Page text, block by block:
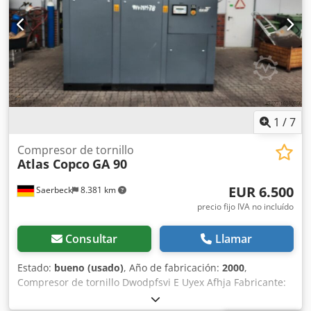
1 /7
Saerbeck 8.381 km
Compresor de tornillo
Atlas Copco GA 90
EUR 6.500
precio fijo IVA no incluído
Consultar Llamar
Estado: bueno (usado), Año de fabricación: 2000,
Compresor de tornillo Dwodpfsvi E Uyex Afhja Fabricante:
Atlas Copco Tipo: GA 90 Año de construcción: 2000